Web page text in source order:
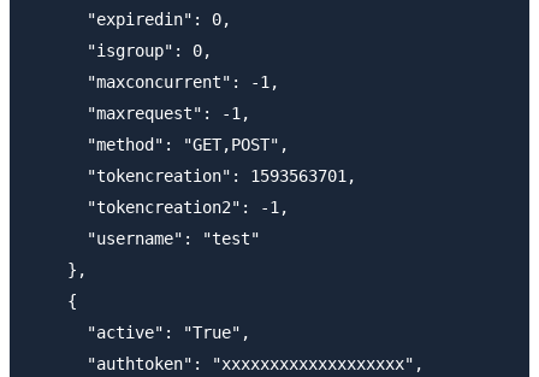
      "expiredin": 0,
      "isgroup": 0,
      "maxconcurrent": -1,
      "maxrequest": -1,
      "method": "GET,POST",
      "tokencreation": 1593563701,
      "tokencreation2": -1,
      "username": "test"
    },
    {
      "active": "True",
      "authtoken": "xxxxxxxxxxxxxxxxxxx",